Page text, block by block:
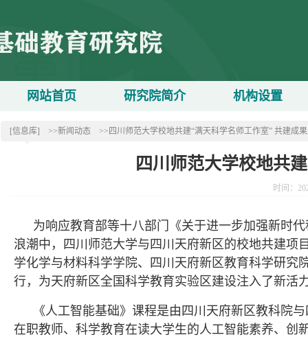
网站首页 研究院简介 机构设置
[信息库] >>新闻动态 >>四川师范大学校地共建“满天科学名师工作室” 共建成
四川师范大学校地共
时间：
为响应教育部等十八部门《关于进一步加强新时
浪潮中，四川师范大学与四川天府新区的校地共建项
学化学与材料科学学院、四川天府新区教育科学研究
行，为天府新区全国科学教育实验区建设注入了新活
《人工智能基础》课程是由四川天府新区教科院
在职教师、科学教育在读大学生的人工智能素养、创